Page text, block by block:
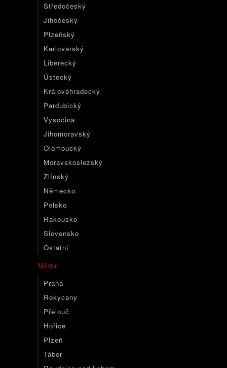
Středočeský
Jihočeský
Plzeňský
Karlovarský
Liberecký
Ústecký
Královéhradecký
Pardubický
Vysočina
Jihomoravský
Olomoucký
Moravskoslezský
Zlínský
Německo
Polsko
Rakousko
Slovensko
Ostatní
Města:
Praha
Rokycany
Přelouč
Hořice
Plzeň
Tábor